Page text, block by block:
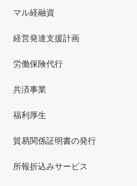
マル経融資
経営発達支援計画
労働保険代行
共済事業
福利厚生
貿易関係証明書の発行
所報折込みサービス